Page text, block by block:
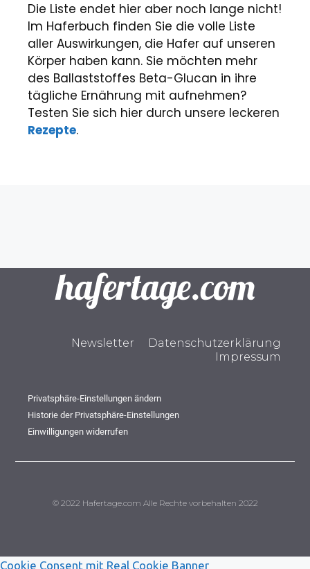
Die Liste endet hier aber noch lange nicht!
Im Haferbuch finden Sie die volle Liste
aller Auswirkungen, die Hafer auf unseren
Körper haben kann. Sie möchten mehr
des Ballaststoffes Beta-Glucan in ihre
tägliche Ernährung mit aufnehmen?
Testen Sie sich hier durch unsere leckeren
Rezepte.
Newsletter
Datenschutzerklärung
Impressum
Privatsphäre-Einstellungen ändern
Historie der Privatsphäre-Einstellungen
Einwilligungen widerrufen
© 2022 Hafertage.com Alle Rechte vorbehalten 2022
Cookie Consent mit Real Cookie Banner